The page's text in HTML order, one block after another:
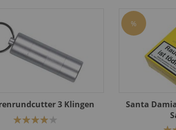
3 Klingen
Bewertung:
%
Santa